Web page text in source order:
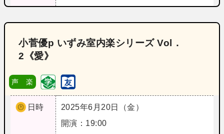
小菅優p いずみ室内楽シリーズ Vol．
2《愛》
声 楽
日時
2025年6月20日（金）
開演：19:00